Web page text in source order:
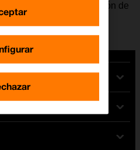
Al activar la función de
móviles.